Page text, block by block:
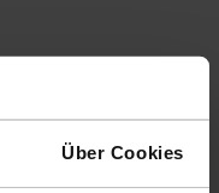
Über Cookies